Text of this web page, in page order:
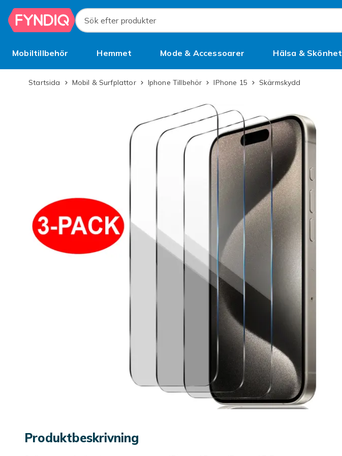
Hoppa till huvudinnehållet
Sök efter produkter
Mobiltillbehör Hemmet Mode & Accessoarer Hälsa & Skönhet
Bättre än begagnat
Startsida Mobil & Surfplattor Iphone Tillbehör iPhone 15 Skärmskydd
Produktbeskrivning